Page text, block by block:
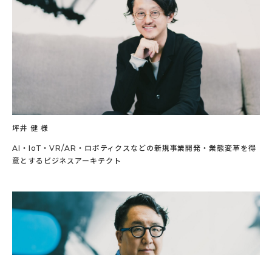
坪井 健 様
AI・IoT・VR/AR・ロボティクスなどの新規事業開発・業態変革を得
意とするビジネスアーキテクト